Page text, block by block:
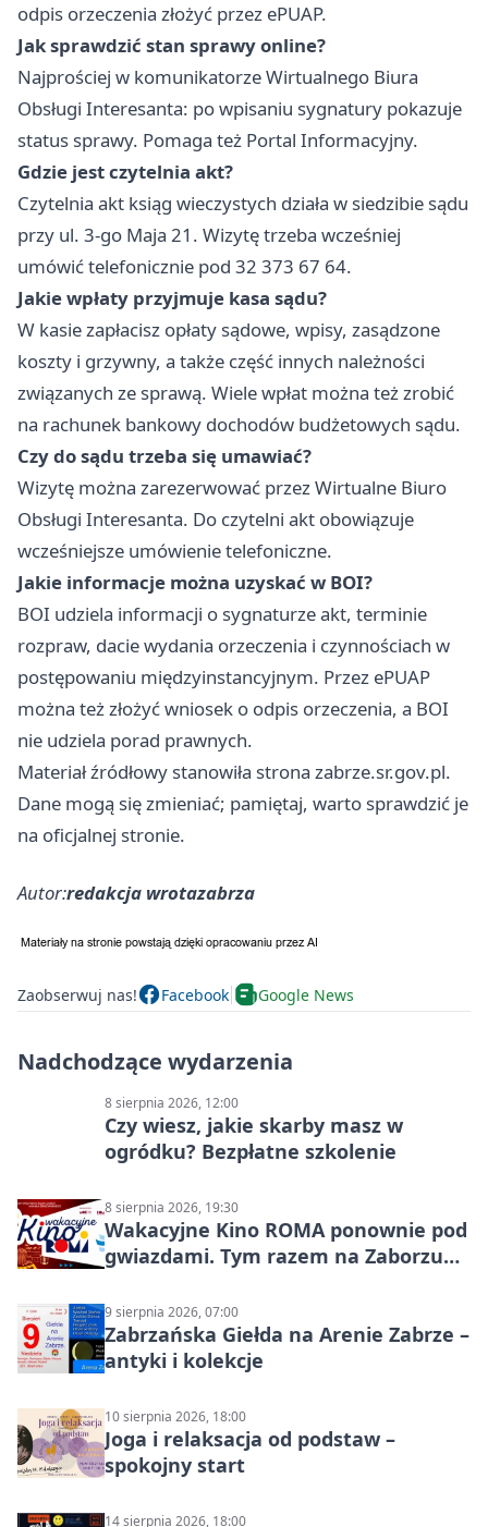
odpis orzeczenia złożyć przez ePUAP.
Jak sprawdzić stan sprawy online?
Najprościej w komunikatorze Wirtualnego Biura
Obsługi Interesanta: po wpisaniu sygnatury pokazuje
status sprawy. Pomaga też Portal Informacyjny.
Gdzie jest czytelnia akt?
Czytelnia akt ksiąg wieczystych działa w siedzibie sądu
przy ul. 3-go Maja 21. Wizytę trzeba wcześniej
umówić telefonicznie pod 32 373 67 64.
Jakie wpłaty przyjmuje kasa sądu?
W kasie zapłacisz opłaty sądowe, wpisy, zasądzone
koszty i grzywny, a także część innych należności
związanych ze sprawą. Wiele wpłat można też zrobić
na rachunek bankowy dochodów budżetowych sądu.
Czy do sądu trzeba się umawiać?
Wizytę można zarezerwować przez Wirtualne Biuro
Obsługi Interesanta. Do czytelni akt obowiązuje
wcześniejsze umówienie telefoniczne.
Jakie informacje można uzyskać w BOI?
BOI udziela informacji o sygnaturze akt, terminie
rozpraw, dacie wydania orzeczenia i czynnościach w
postępowaniu międzyinstancyjnym. Przez ePUAP
można też złożyć wniosek o odpis orzeczenia, a BOI
nie udziela porad prawnych.
Materiał źródłowy stanowiła strona zabrze.sr.gov.pl.
Dane mogą się zmieniać; pamiętaj, warto sprawdzić je
na oficjalnej stronie.
Autor:redakcja wrotazabrza
Zaobserwuj nas! Facebook Google News
Nadchodzące wydarzenia
8 sierpnia 2026, 12:00
Czy wiesz, jakie skarby masz w
ogródku? Bezpłatne szkolenie
8 sierpnia 2026, 19:30
Wakacyjne Kino ROMA ponownie pod
gwiazdami. Tym razem na Zaborzu
9 sierpnia 2026, 07:00
Zabrzańska Giełda na Arenie Zabrze –
antyki i kolekcje
10 sierpnia 2026, 18:00
Joga i relaksacja od podstaw –
spokojny start
14 sierpnia 2026, 18:00